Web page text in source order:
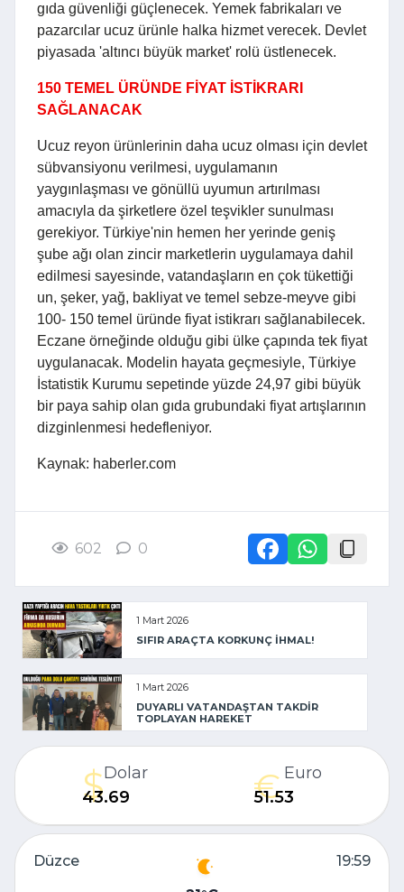
gıda güvenliği güçlenecek. Yemek fabrikaları ve
pazarcılar ucuz ürünle halka hizmet verecek. Devlet
piyasada 'altıncı büyük market' rolü üstlenecek.
150 TEMEL ÜRÜNDE FİYAT İSTİKRARI
SAĞLANACAK
Ucuz reyon ürünlerinin daha ucuz olması için devlet
sübvansiyonu verilmesi, uygulamanın
yaygınlaşması ve gönüllü uyumun artırılması
amacıyla da şirketlere özel teşvikler sunulması
gerekiyor. Türkiye'nin hemen her yerinde geniş
şube ağı olan zincir marketlerin uygulamaya dahil
edilmesi sayesinde, vatandaşların en çok tükettiği
un, şeker, yağ, bakliyat ve temel sebze-meyve gibi
100- 150 temel üründe fiyat istikrarı sağlanabilecek.
Eczane örneğinde olduğu gibi ülke çapında tek fiyat
uygulanacak. Modelin hayata geçmesiyle, Türkiye
İstatistik Kurumu sepetinde yüzde 24,97 gibi büyük
bir paya sahip olan gıda grubundaki fiyat artışlarının
dizginlenmesi hedefleniyor.
Kaynak: haberler.com
602 0
1 Mart 2026
SIFIR ARAÇTA KORKUNÇ İHMAL!
1 Mart 2026
DUYARLI VATANDAŞTAN TAKDİR
TOPLAYAN HAREKET
Dolar
43.69
Euro
51.53
Düzce
19:59